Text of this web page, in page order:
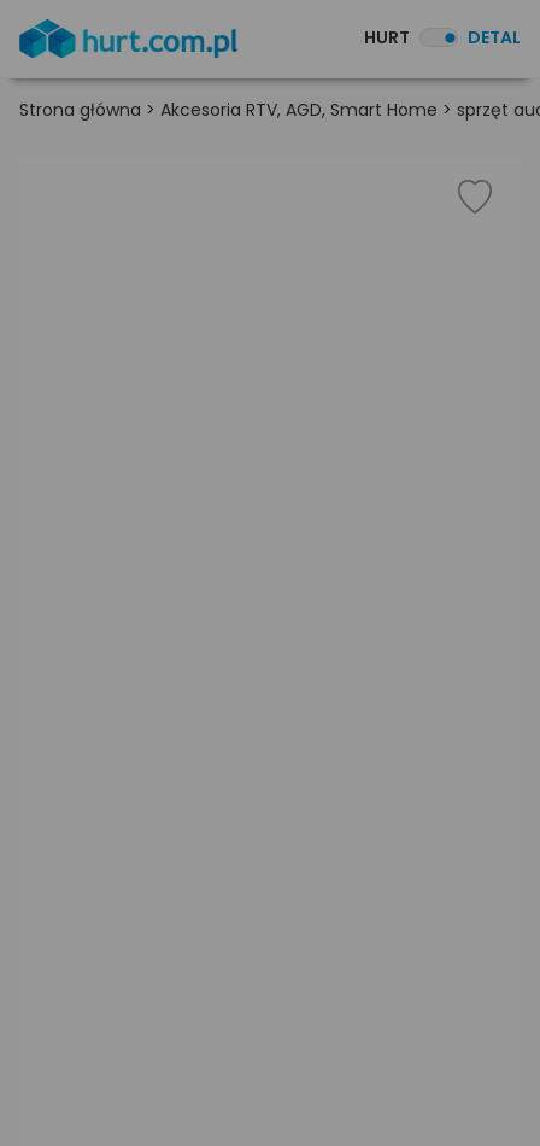
HURT DETAL
Strona główna > Akcesoria RTV, AGD, Smart Home > sprzęt